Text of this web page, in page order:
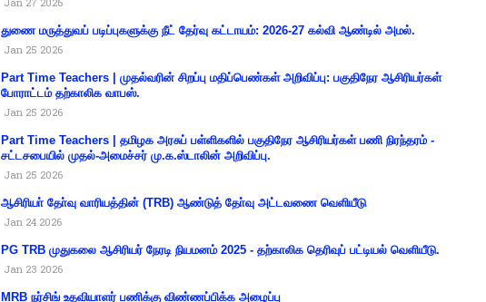
துணை மருத்துவப் படிப்புகளுக்கு நீட் தேர்வு கட்டாயம்: 2026-27 கல்வி ஆண்டில் அமல்.
Jan 25 2026
Part Time Teachers | முதல்வரின் சிறப்பு மதிப்பெண்கள் அறிவிப்பு: பகுதிநேர ஆசிரியர்கள்
போராட்டம் தற்காலிக வாபஸ்.
Jan 25 2026
Part Time Teachers | தமிழக அரசுப் பள்ளிகளில் பகுதிநேர ஆசிரியர்கள் பணி நிரந்தரம் -
சட்டசபையில் முதல்-அமைச்சர் மு.க.ஸ்டாலின் அறிவிப்பு.
Jan 25 2026
ஆசிரியா் தோ்வு வாரியத்தின் (TRB) ஆண்டுத் தோ்வு அட்டவணை வெளியீடு
Jan 24 2026
PG TRB முதுகலை ஆசிரியர் நேரடி நியமனம் 2025 - தற்காலிக தெரிவுப் பட்டியல் வெளியீடு.
Jan 23 2026
MRB நர்சிங் உதவியாளர் பணிக்கு விண்ணப்பிக்க அழைப்பு